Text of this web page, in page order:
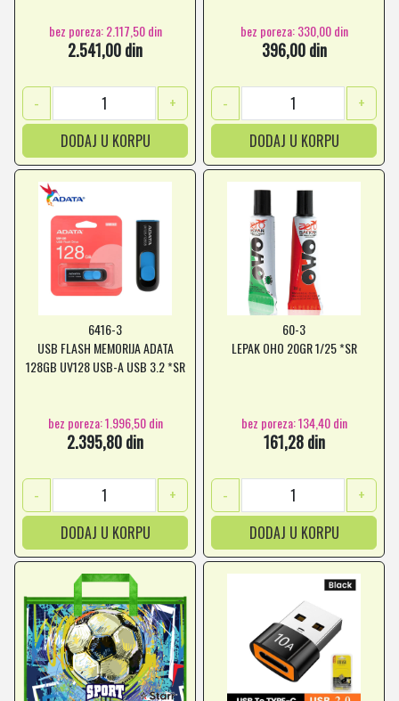
bez poreza: 2.117,50 din
2.541,00 din
-
+
DODAJ U KORPU
bez poreza: 330,00 din
396,00 din
-
+
DODAJ U KORPU
6416-3
USB FLASH MEMORIJA ADATA
128GB UV128 USB-A USB 3.2 *SR
bez poreza: 1.996,50 din
2.395,80 din
-
+
DODAJ U KORPU
60-3
LEPAK OHO 20GR 1/25 *SR
bez poreza: 134,40 din
161,28 din
-
+
DODAJ U KORPU